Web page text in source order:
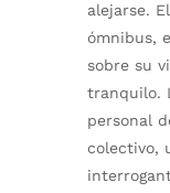
alejarse.
ómnibus,
sobre su
tranquilo.
personal
colectivo,